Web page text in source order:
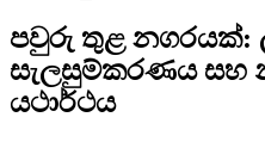
පවුරු තුළ නගරයක්:
සැලසුම්කරණය සහ
යථාර්ථය